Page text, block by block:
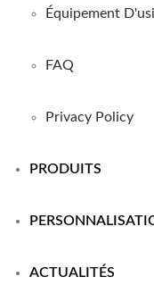
Équipement
FAQ
Privacy Policy
PRODUITS
ACTUALITÉS